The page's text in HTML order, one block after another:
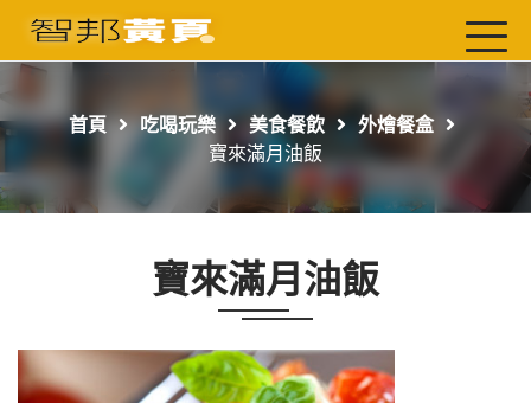
首頁
工商服務
聯絡我們
首頁 吃喝玩樂 美食餐飲
外燴餐盒
寶來滿月油飯
寶來滿月油飯